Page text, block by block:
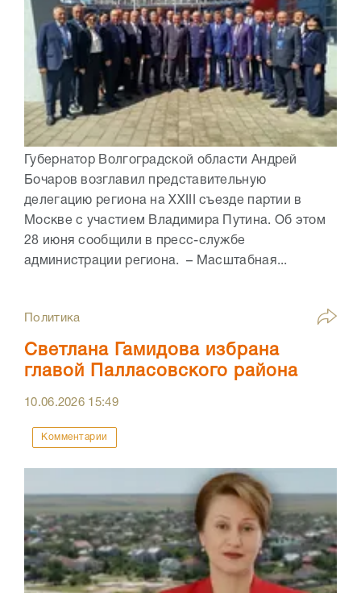
Губернатор Волгоградской области Андрей
Бочаров возглавил представительную
делегацию региона на XXIII съезде партии в
Москве с участием Владимира Путина. Об этом
28 июня сообщили в пресс-службе
администрации региона. – Масштабная...
Политика
Светлана Гамидова избрана
главой Палласовского района
10.06.2026 15:49
Комментарии